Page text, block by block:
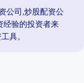
公司,炒股配资公
经验的投资者来
具。